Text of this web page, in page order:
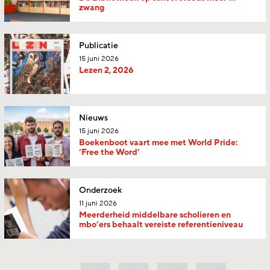
zwang
Publicatie
15 juni 2026
Lezen 2, 2026
Nieuws
15 juni 2026
Boekenboot vaart mee met World Pride:
‘Free the Word’
Onderzoek
11 juni 2026
Meerderheid middelbare scholieren en
mbo’ers behaalt vereiste referentieniveau